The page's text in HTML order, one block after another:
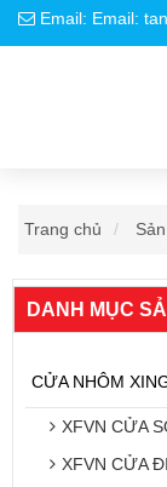
Email: Email:
Trang chủ
DANH MỤC
CỬA NHÔM
XFVN CỬA
XFVN CỬA